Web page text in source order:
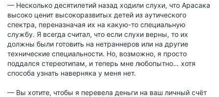
— Несколько десятилетий назад ходили слухи, что Арасака
высоко ценит высокоразвитых детей из аутического
спектра, переназначая их на какую-то специальную
службу. Я всегда считал, что если слухи верны, то их
должны были готовить на нетраннеров или на другие
технические специальности. Но, возможно, я просто
поддался стереотипам, и теперь мне любопытно… хотя
способа узнать наверняка у меня нет.
— Вы хотите, чтобы я перевела деньги на ваш личный счёт